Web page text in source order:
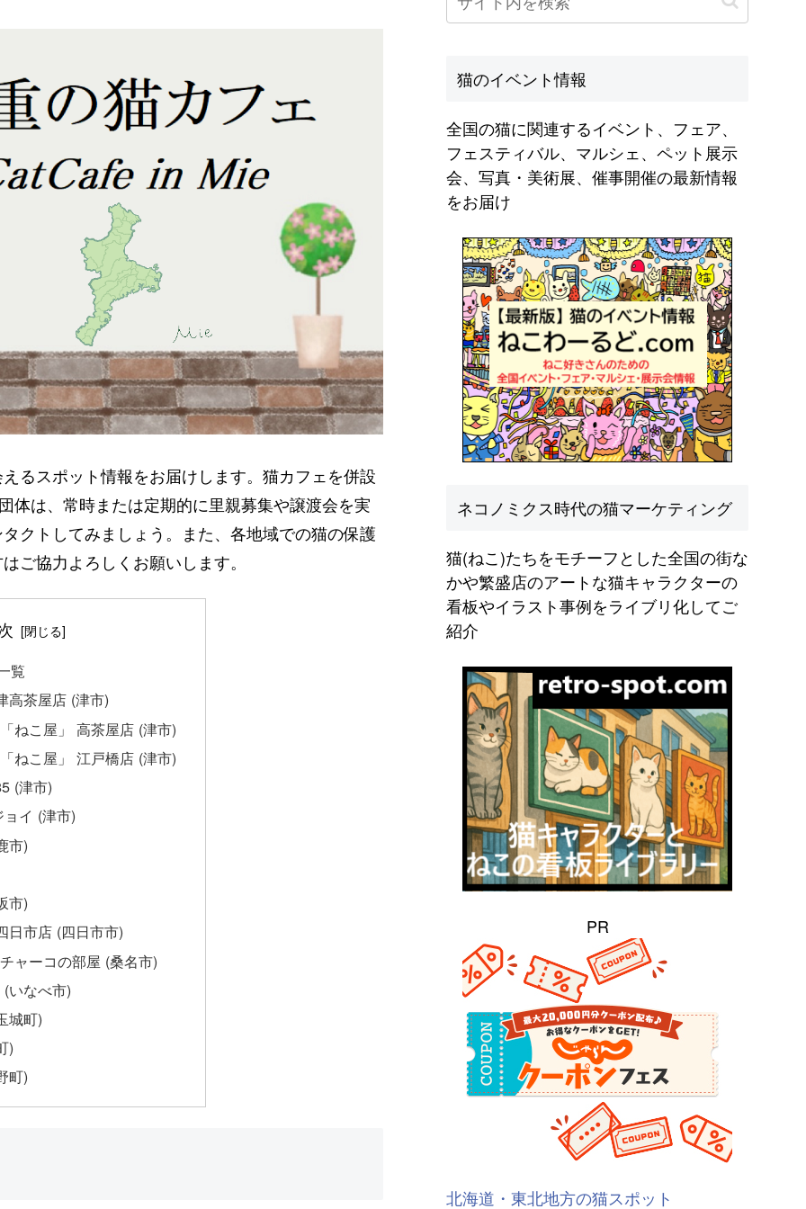
るスポット情報をお届けします。猫カフェを併設
体は、常時または定期的に里親募集や譲渡会を実
クトしてみましょう。また、各地域での猫の保護
ご協力よろしくお願いします。
覧
高茶屋店 (津市)
ねこ屋」 高茶屋店 (津市)
ねこ屋」 江戸橋店 (津市)
(津市)
イ (津市)
市)
市)
日市店 (四日市市)
ャーコの部屋 (桑名市)
いなべ市)
城町)
)
町)
猫のイベント情報
全国の猫に関連するイベント、フェア、
フェスティバル、マルシェ、ペット展示
会、写真・美術展、催事開催の最新情報
をお届け
ネコノミクス時代の猫マーケティング
猫(ねこ)たちをモチーフとした全国の街な
かや繁盛店のアートな猫キャラクターの
看板やイラスト事例をライブリ化してご
紹介
PR
北海道・東北地方の猫スポット